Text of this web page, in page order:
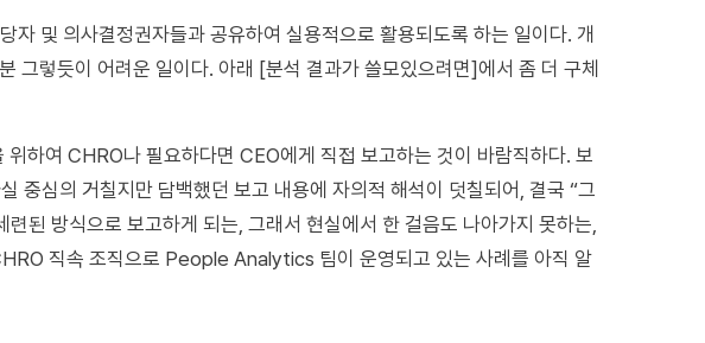
자 및 의사결정권자들과 공유하여 실용적으로 활용되도록 하는 일이다. 개
그렇듯이 어려운 일이다. 아래 [분석 결과가 쓸모있으려면]에서 좀 더 구체
위하여 CHRO나 필요하다면 CEO에게 직접 보고하는 것이 바람직하다. 보
중심의 거칠지만 담백했던 보고 내용에 자의적 해석이 덧칠되어, 결국 “그
된 방식으로 보고하게 되는, 그래서 현실에서 한 걸음도 나아가지 못하는,
직속 조직으로 People Analytics 팀이 운영되고 있는 사례를 아직 알